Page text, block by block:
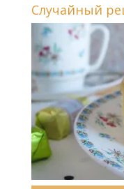
Случайный